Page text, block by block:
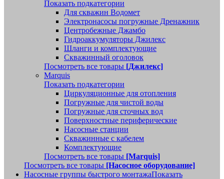
Показать подкатегории
Для скважин Водомет
Электронасосы погружные Дренажник
Центробежные Джамбо
Гидроаккумуляторы Джилекс
Шланги и комплектующие
Скважинный оголовок
Посмотреть все товары [Джилекс]
Marquis
Показать подкатегории
Циркуляционные для отопления
Погружные для чистой воды
Погружные для сточных вод
Поверхностные периферические
Насосные станции
Скважинные с кабелем
Комплектующие
Посмотреть все товары [Marquis]
Посмотреть все товары [Насосное оборудование]
Насосные группы быстрого монтажаПоказать